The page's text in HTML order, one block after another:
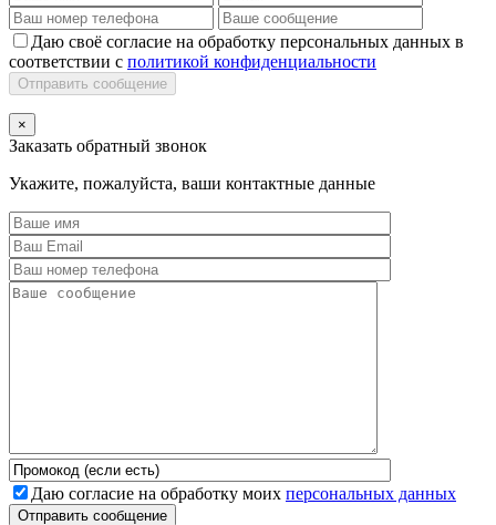
Даю своё согласие на обработку персональных данных в
соответствии с политикой конфиденциальности
Отправить сообщение
×
Заказать обратный звонок
Укажите, пожалуйста, ваши контактные данные
Даю согласие на обработку моих персональных данных
Отправить сообщение